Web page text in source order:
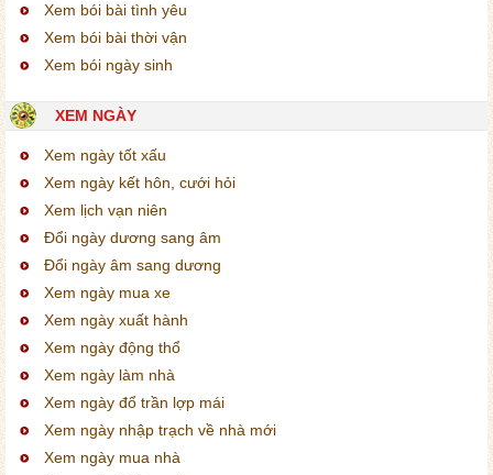
Xem bói bài tình yêu
Xem bói bài thời vận
Xem bói ngày sinh
XEM NGÀY
Xem ngày tốt xấu
Xem ngày kết hôn, cưới hỏi
Xem lịch vạn niên
Đổi ngày dương sang âm
Đổi ngày âm sang dương
Xem ngày mua xe
Xem ngày xuất hành
Xem ngày động thổ
Xem ngày làm nhà
Xem ngày đổ trần lợp mái
Xem ngày nhập trạch về nhà mới
Xem ngày mua nhà